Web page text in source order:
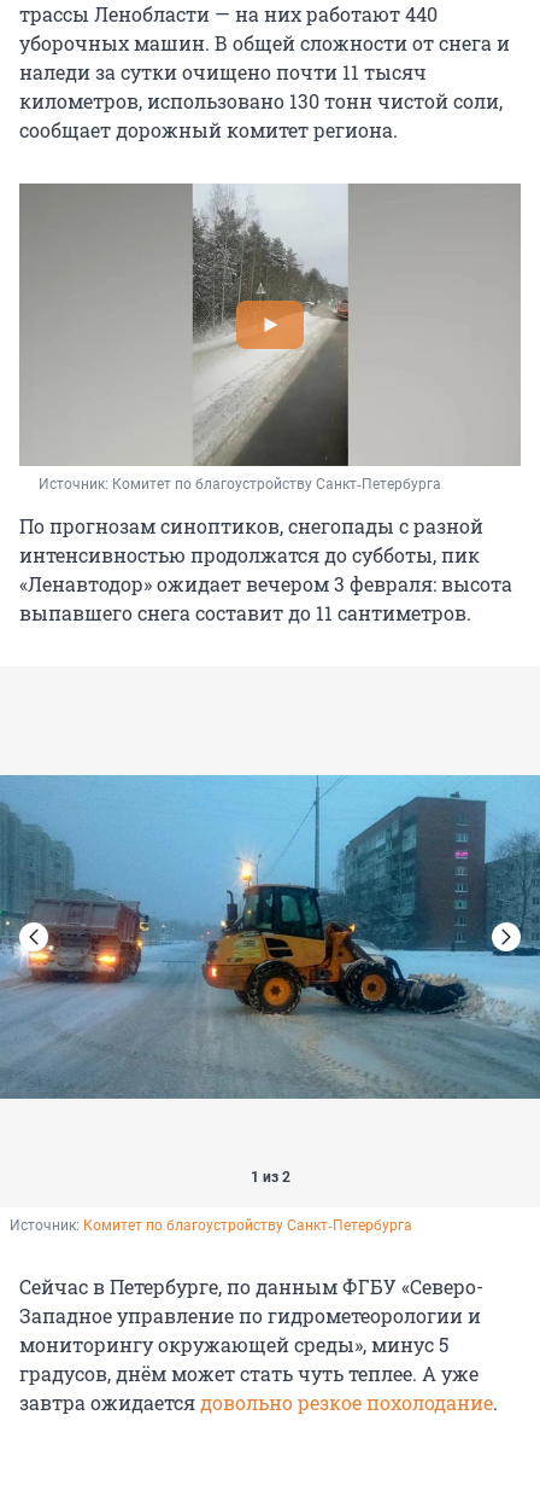
трассы Ленобласти — на них работают 440
уборочных машин. В общей сложности от снега и
наледи за сутки очищено почти 11 тысяч
километров, использовано 130 тонн чистой соли,
сообщает дорожный комитет региона.
Источник: Комитет по благоустройству Санкт‑Петербурга
По прогнозам синоптиков, снегопады с разной
интенсивностью продолжатся до субботы, пик
«Ленавтодор» ожидает вечером 3 февраля: высота
выпавшего снега составит до 11 сантиметров.
1 из 2
Источник: Комитет по благоустройству Санкт‑Петербурга
Сейчас в Петербурге, по данным ФГБУ «Северо-
Западное управление по гидрометеорологии и
мониторингу окружающей среды», минус 5
градусов, днём может стать чуть теплее. А уже
завтра ожидаетсядовольно резкое похолодание.